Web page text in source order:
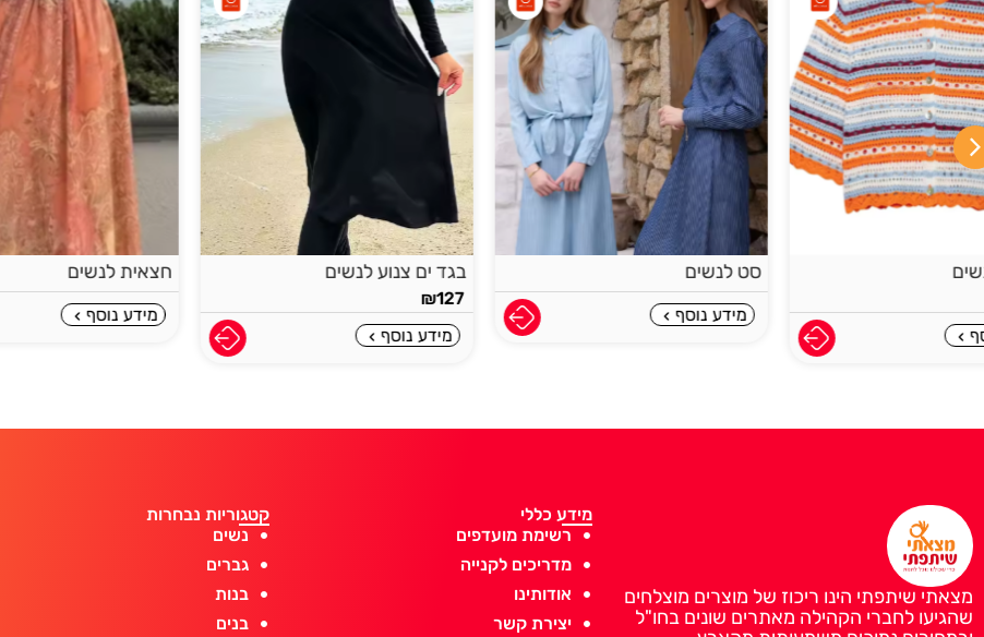
סט לנשים
מידע נוסף
₪127
חצאית לנשים
מידע נוסף
תיק לים
מידע נוסף
מצאתי שיתפתי הינו ריכוז של מוצרים מוצלחים
שהגיעו לחברי הקהילה מאתרים שונים בחו"ל
מידע כללי
רשימת מועדפים
מדריכים לקנייה
אודותינו
יצירת קשר
קטגוריות נבחרות
נשים
גברים
בנות
בנים